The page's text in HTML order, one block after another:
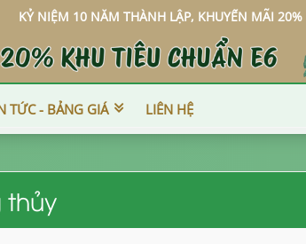
THÀNH LẬP, KHUYẾN MÃI 20% KHU TIÊU CHUẨN
TỨC - BẢNG GIÁ LIÊN HỆ